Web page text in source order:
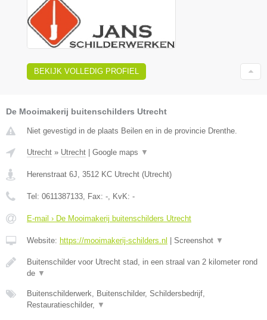
BEKIJK VOLLEDIG PROFIEL
De Mooimakerij buitenschilders Utrecht
Niet gevestigd in de plaats Beilen en in de provincie Drenthe.
Utrecht » Utrecht Google maps ▼
Herenstraat 6J, 3512 KC Utrecht (Utrecht)
Tel: 0611387133, Fax: -, KvK: -
E-mail › De Mooimakerij buitenschilders Utrecht
Website: https://mooimakerij-schilders.nl Screenshot ▼
Buitenschilder voor Utrecht stad, in een straal van 2 kilometer rond
de ▼
Buitenschilderwerk, Buitenschilder, Schildersbedrijf,
Restauratieschilder, ▼